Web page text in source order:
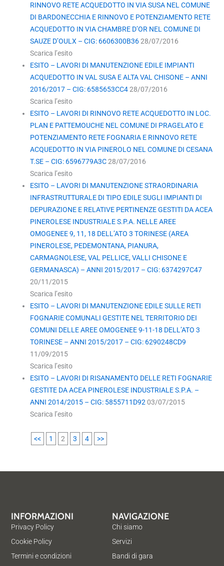
RINNOVO RETE ACQUEDOTTO IN VIA SUSA NEL COMUNE
DI BARDONECCHIA E RINNOVO E POTENZIAMENTO RETE
ACQUEDOTTO IN VIA CHAMBRE D’OR NEL COMUNE DI
SAUZE D’OULX – CIG: 6606300B3628/07/2016
Scarica l’esito
ESITO – LAVORI DI MANUTENZIONE EDILE IMPIANTI
ACQUEDOTTO IN VAL SUSA E ALTA VAL CHISONE – ANNI
2016/2017 – CIG: 6585653CC428/07/2016
Scarica l’esito
ESITO – LAVORI DI RINNOVO RETE ACQUEDOTTO IN LOC.
PLAN E PATTEMOUCHE NEL COMUNE DI PRAGELATO E
POTENZIAMENTO RETE FOGNARIA E RINNOVO RETE
ACQUEDOTTO IN VIA PINEROLO NEL COMUNE DI CESANA
T.SE – CIG: 6596779A3C28/07/2016
Scarica l’esito
ESITO – LAVORI DI MANUTENZIONE STRAORDINARIA
INFRASTRUTTURALE DI TIPO EDILE SUGLI IMPIANTI DI
DEPURAZIONE E RELATIVE PERTINENZE GESTITI DA ACEA
PINEROLESE INDUSTRIALE S.P.A. NELLE AREE
OMOGENEE 9, 11, 18 DELL’ATO 3 TORINESE (AREA
PINEROLESE, PEDEMONTANA, PIANURA,
CARMAGNOLESE, VAL PELLICE, VALLI CHISONE E
GERMANASCA) – ANNI 2015/2017 – CIG: 6374297C47
20/11/2015
Scarica l’esito
ESITO – LAVORI DI MANUTENZIONE EDILE SULLE RETI
FOGNARIE COMUNALI GESTITE NEL TERRITORIO DEI
COMUNI DELLE AREE OMOGENEE 9-11-18 DELL’ATO 3
TORINESE – ANNI 2015/2017 – CIG: 6290248CD9
11/09/2015
Scarica l’esito
ESITO – LAVORI DI RISANAMENTO DELLE RETI FOGNARIE
GESTITE DA ACEA PINEROLESE INDUSTRIALE S.P.A. –
ANNI 2014/2015 – CIG: 5855711D92 03/07/2015
Scarica l’esito
<< 1 2 3 4 >>
NAVIGAZIONE
Chi siamo
Servizi
Bandi di gara
INFORMAZIONI
Privacy Policy
Cookie Policy
Termini e condizioni